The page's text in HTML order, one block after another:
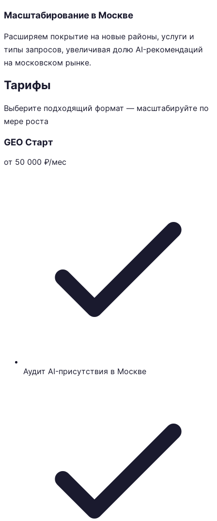
Масштабирование в Москве
Расширяем покрытие на новые районы, услуги и
типы запросов, увеличивая долю AI-рекомендаций
на московском рынке.
Тарифы
Выберите подходящий формат — масштабируйте по
мере роста
GEO Старт
от 50 000 ₽/мес
Аудит AI-присутствия в Москве